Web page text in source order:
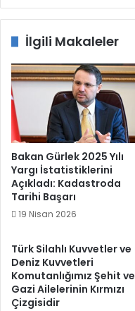
İlgili Makaleler
Bakan Gürlek 2025 Yılı
Yargı İstatistiklerini
Açıkladı: Kadastroda
Tarihi Başarı
19 Nisan 2026
Türk Silahlı Kuvvetler ve
Deniz Kuvvetleri
Komutanlığımız Şehit ve
Gazi Ailelerinin Kırmızı
Çizgisidir